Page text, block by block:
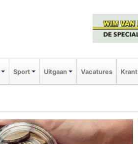
Sport Uitgaan Vacatures Krant